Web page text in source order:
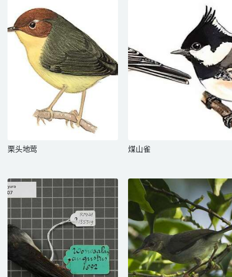
栗头地莺 煤山雀